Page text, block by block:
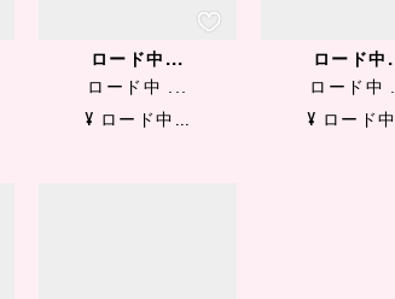
ロード中...
ロード中 ...
¥ ロード中...
ロード中
ロード中
¥ ロード中